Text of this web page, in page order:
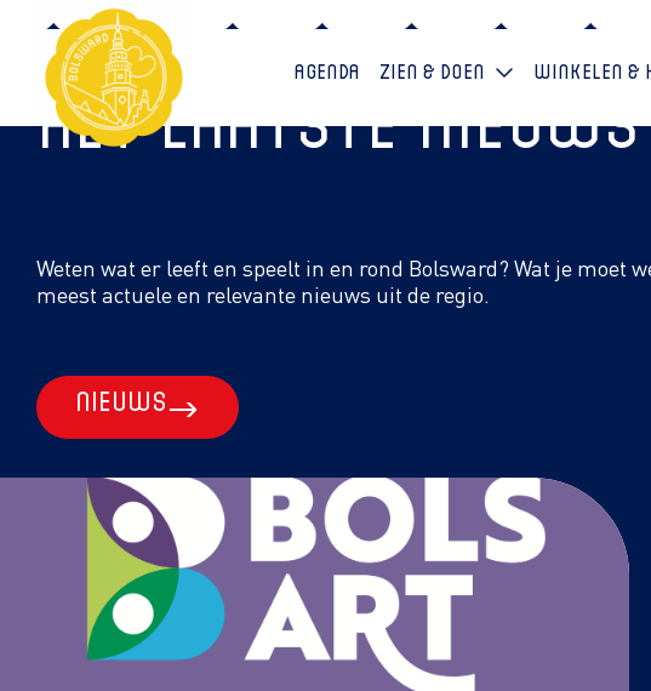
Agenda Zien & doen Winkelen &
Het laatste
Weten wat er leeft en speelt in en rond Bolsward? Wat je moet
meest actuele en relevante nieuws uit de regio.
Nieuws